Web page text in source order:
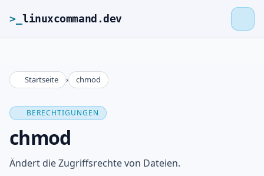
>_ linuxcommand.dev
>_linuxcommand.dev
Roadmap
Startseite › chmod
BERECHTIGUNGEN
chmod
Ändert die Zugriffsrechte von Dateien.